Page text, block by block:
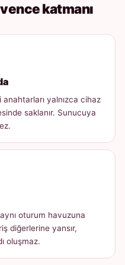
katmanı
yalnızca cihaz
saklanır. Sunucuya
oturum havuzuna
diğerlerine yansır,
oluşmaz.